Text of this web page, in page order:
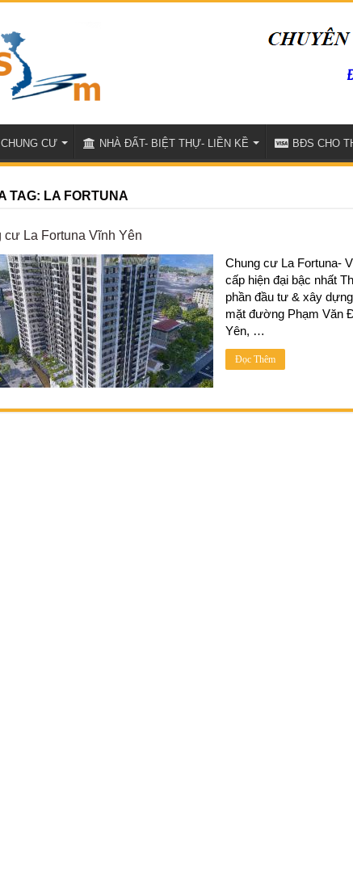
CHUNG CƯ NHÀ ĐẤT- BIỆT THỰ- LIỀN KỀ BĐS CHO
TAG: LA FORTUNA
cư La Fortuna Vĩnh Yên
Chung cư La Fortuna-
cấp hiện đại bậc nhất
phần đầu tư & xây
mặt đường Phạm Văn
Yên, …
Đọc Thêm